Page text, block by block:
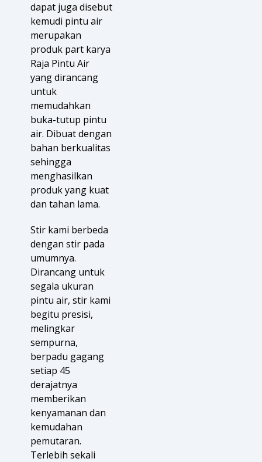
dapat juga disebut
kemudi pintu air
merupakan
produk part karya
Raja Pintu Air
yang dirancang
untuk
memudahkan
buka-tutup pintu
air. Dibuat dengan
bahan berkualitas
sehingga
menghasilkan
produk yang kuat
dan tahan lama.
Stir kami berbeda
dengan stir pada
umumnya.
Dirancang untuk
segala ukuran
pintu air, stir kami
begitu presisi,
melingkar
sempurna,
berpadu gagang
setiap 45
derajatnya
memberikan
kenyamanan dan
kemudahan
pemutaran.
Terlebih sekali